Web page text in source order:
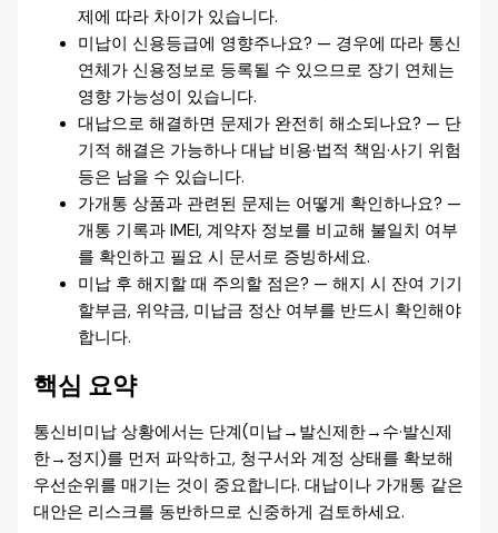
제에 따라 차이가 있습니다.
미납이 신용등급에 영향주나요? — 경우에 따라 통신
연체가 신용정보로 등록될 수 있으므로 장기 연체는
영향 가능성이 있습니다.
대납으로 해결하면 문제가 완전히 해소되나요? — 단
기적 해결은 가능하나 대납 비용·법적 책임·사기 위험
등은 남을 수 있습니다.
가개통 상품과 관련된 문제는 어떻게 확인하나요? —
개통 기록과 IMEI, 계약자 정보를 비교해 불일치 여부
를 확인하고 필요 시 문서로 증빙하세요.
미납 후 해지할 때 주의할 점은? — 해지 시 잔여 기기
할부금, 위약금, 미납금 정산 여부를 반드시 확인해야
합니다.
핵심 요약
통신비미납 상황에서는 단계(미납→발신제한→수·발신제
한→정지)를 먼저 파악하고, 청구서와 계정 상태를 확보해
우선순위를 매기는 것이 중요합니다. 대납이나 가개통 같은
대안은 리스크를 동반하므로 신중하게 검토하세요.